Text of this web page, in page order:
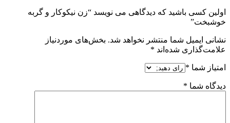
اولین کسی باشید که دیدگاهی می نویسد “زن نیکوکار و گربه
خوشبخت”
نشانی ایمیل شما منتشر نخواهد شد. بخش‌های موردنیاز
علامت‌گذاری شده‌اند *
امتیاز شما *
دیدگاه شما *